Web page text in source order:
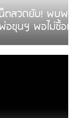
วงมาลัย